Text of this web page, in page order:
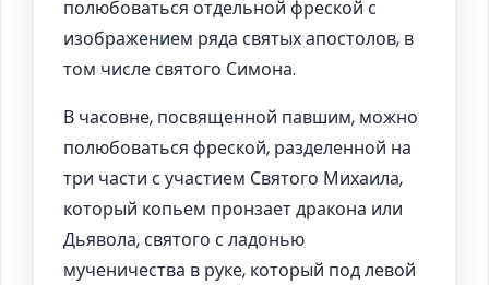
полюбоваться отдельной фреской с
изображением ряда святых апостолов, в
том числе святого Симона.
В часовне, посвященной павшим, можно
полюбоваться фреской, разделенной на
три части с участием Святого Михаила,
который копьем пронзает дракона или
Дьявола, святого с ладонью
мученичества в руке, который под левой